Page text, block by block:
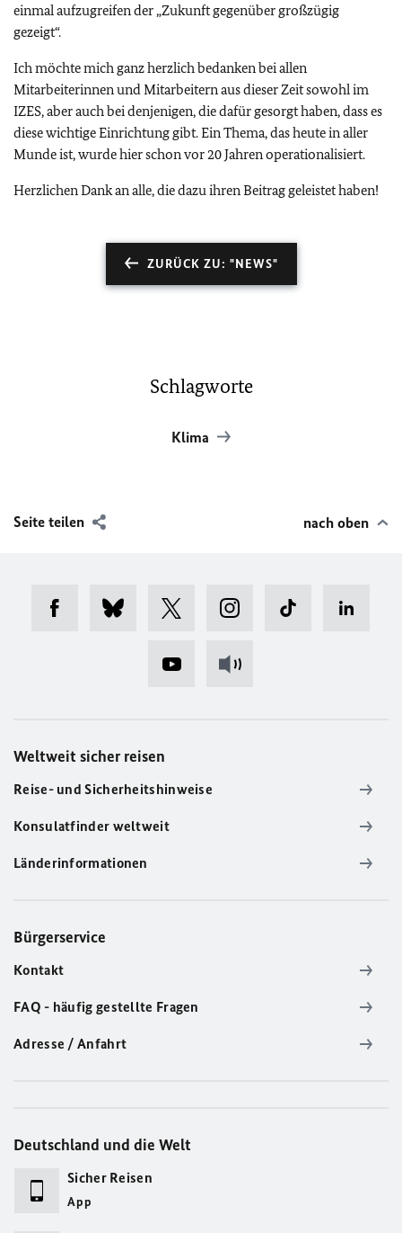
einmal aufzugreifen der „Zukunft gegenüber großzügig
gezeigt“.
Ich möchte mich ganz herzlich bedanken bei allen
Mitarbeiterinnen und Mitarbeitern aus dieser Zeit sowohl im
IZES, aber auch bei denjenigen, die dafür gesorgt haben, dass es
diese wichtige Einrichtung gibt. Ein Thema, das heute in aller
Munde ist, wurde hier schon vor 20 Jahren operationalisiert.
Herzlichen Dank an alle, die dazu ihren Beitrag geleistet haben!
ZURÜCK ZU: "NEWS"
Schlagworte
Klima
Seite teilen nach oben
Weltweit sicher reisen
Reise- und Sicherheitshinweise
Konsulatfinder weltweit
Länderinformationen
Bürgerservice
Kontakt
FAQ - häufig gestellte Fragen
Adresse / Anfahrt
Deutschland und die Welt
Sicher Reisen
App